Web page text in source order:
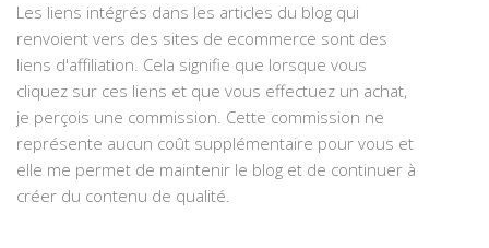
Les liens intégrés dans les articles du blog qui
renvoient vers des sites de ecommerce sont des
liens d'affiliation. Cela signifie que lorsque vous
cliquez sur ces liens et que vous effectuez un achat,
je perçois une commission. Cette commission ne
représente aucun coût supplémentaire pour vous et
elle me permet de maintenir le blog et de continuer à
créer du contenu de qualité.